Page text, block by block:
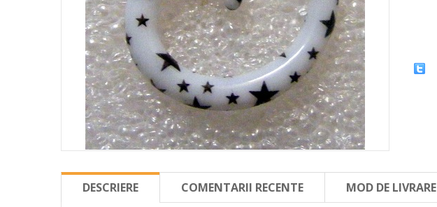
DESCRIERE COMENTARII RECENTE MOD DE LIVRARE